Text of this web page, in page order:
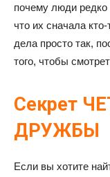
почему люди
что их сначала
дела просто так,
того, чтобы
Секрет
ДРУЖБЫ
Если вы хотите